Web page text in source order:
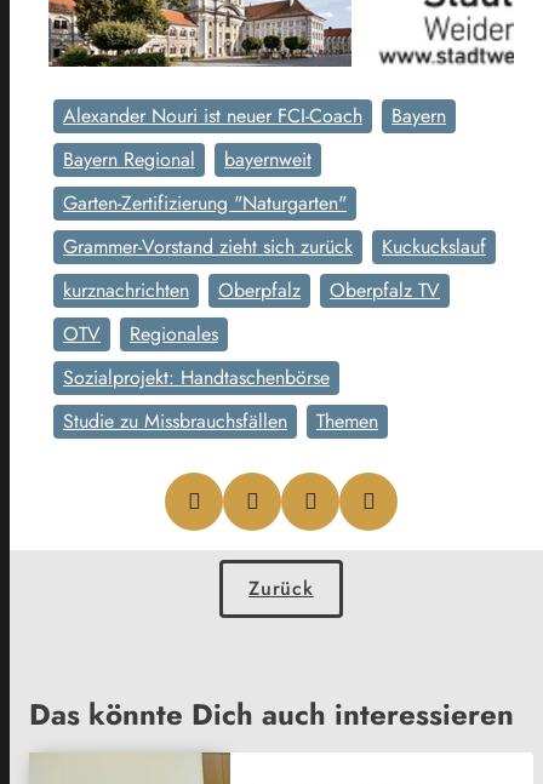
Alexander Nouri ist neuer FCI-Coach
Bayern
Bayern Regional
bayernweit
Garten-Zertifizierung "Naturgarten"
Grammer-Vorstand zieht sich zurück
Kuckuckslauf
kurznachrichten
Oberpfalz
Oberpfalz TV
OTV
Regionales
Sozialprojekt: Handtaschenbörse
Studie zu Missbrauchsfällen
Themen
Zurück
Das könnte Dich auch interessieren